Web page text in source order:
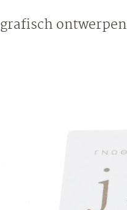
grafisch ontwerpen